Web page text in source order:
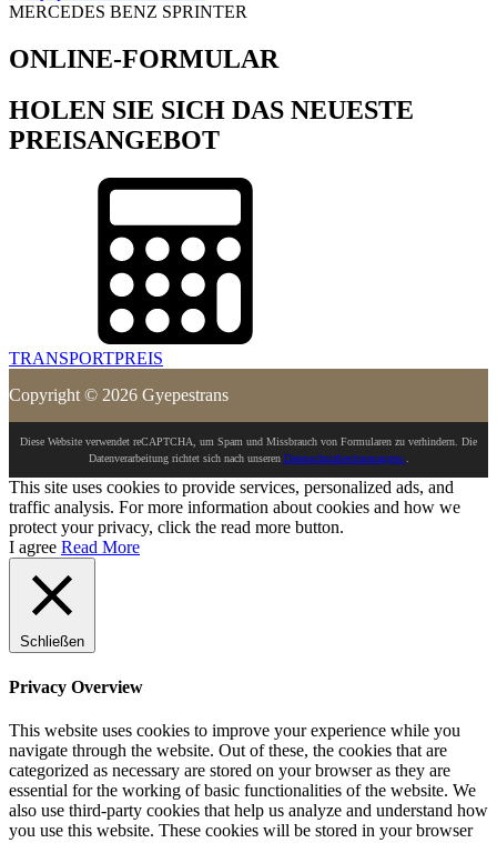
MERCEDES BENZ SPRINTER
ONLINE-FORMULAR
HOLEN SIE SICH DAS NEUESTE
PREISANGEBOT
TRANSPORTPREIS
Copyright © 2026 Gyepestrans
Diese Website verwendet reCAPTCHA, um Spam und Missbrauch von Formularen zu verhindern. Die
Datenverarbeitung richtet sich nach unseren Datenschutzbestimmungen..
This site uses cookies to provide services, personalized ads, and
traffic analysis. For more information about cookies and how we
protect your privacy, click the read more button.
I agree Read More
Schließen
Privacy Overview
This website uses cookies to improve your experience while you
navigate through the website. Out of these, the cookies that are
categorized as necessary are stored on your browser as they are
essential for the working of basic functionalities of the website. We
also use third-party cookies that help us analyze and understand how
you use this website. These cookies will be stored in your browser